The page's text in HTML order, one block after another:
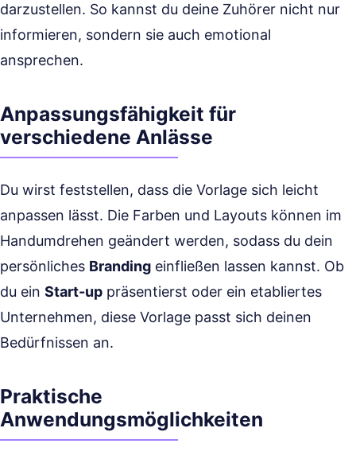
darzustellen. So kannst du deine Zuhörer nicht nur
informieren, sondern sie auch emotional
ansprechen.
Anpassungsfähigkeit für
verschiedene Anlässe
Du wirst feststellen, dass die Vorlage sich leicht
anpassen lässt. Die Farben und Layouts können im
Handumdrehen geändert werden, sodass du dein
persönliches Branding einfließen lassen kannst. Ob
du ein Start-up präsentierst oder ein etabliertes
Unternehmen, diese Vorlage passt sich deinen
Bedürfnissen an.
Praktische
Anwendungsmöglichkeiten